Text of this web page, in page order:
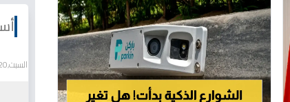
السبت,20 يونيو 2026